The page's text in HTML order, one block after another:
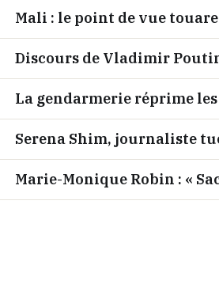
Mali : le point de vue
Discours de Vladimir
La gendarmerie réprime
Serena Shim, journaliste
Marie-Monique Robin : «